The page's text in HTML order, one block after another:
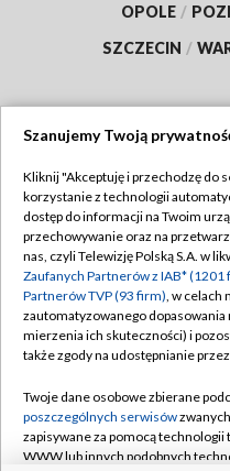
OPOLE /
SZCZECIN /
Abonament TVP
Emisja w TVP
Centrum informacji TVP
Naziemna Telewizja
Rada Programowa
System NOS
Szanujemy Twoją
Kliknij "Akceptuję i przechodzę do
korzystanie z technologii
dostęp do informacji na Twoim
przechowywanie oraz na
nas, czyli Telewizję Polską S.A. w
Zaufanych Partnerów z IAB* (1201
Partnerów TVP (93 firm), w celach
zautomatyzowanego
mierzenia ich skuteczności) i
także zgody na udostępnianie
Twoje dane osobowe zbierane
poszczególnych serwisów
zapisywane za pomocą
WWW lub innych podobnych